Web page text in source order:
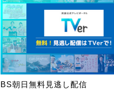
BS朝日無料見逃し配信